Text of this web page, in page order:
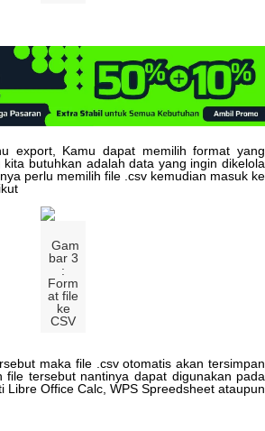
export, Kamu dapat memilih format yang
kita butuhkan adalah data yang ingin dikelola
perlu memilih file csv kemudian masuk ke
Gam
bar 3
:
Form
at file
ke
CSV
maka file csv otomatis akan tersimpan
file tersebut nantinya dapat digunakan pada
Libre Office Calc WPS Spreedsheet ataupun